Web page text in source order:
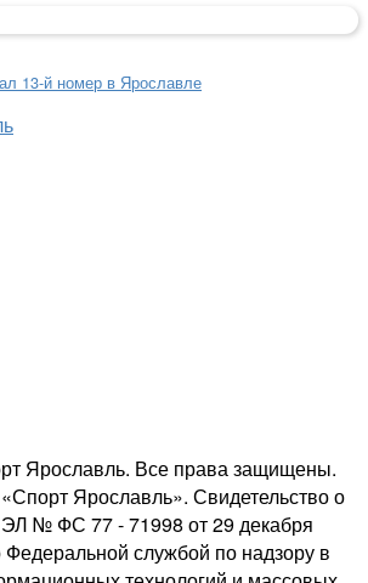
13-й номер в Ярославле
Ярославль. Все права защищены.
Ярославль». Свидетельство о
№ ФС 77 - 71998 от 29 декабря
службой по надзору в